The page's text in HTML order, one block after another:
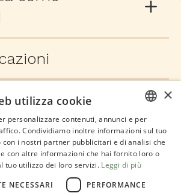
ITALIAN
ENGLISH
×
utilizza cookie
personalizzare contenuti, annunci e per
Condividiamo inoltre informazioni sul tuo
i nostri partner pubblicitari e di analisi che
con altre informazioni che hai fornito loro o
tuo utilizzo dei loro servizi. Leggi di più
NECESSARI
PERFORMANCE